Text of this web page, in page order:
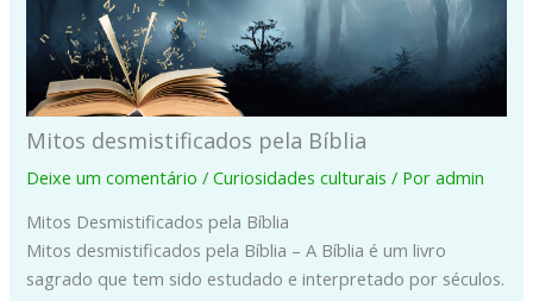
Mitos desmistificados pela Bíblia
Deixe um comentário /Curiosidades culturais / Poradmin
Mitos Desmistificados pela Bíblia
Mitos desmistificados pela Bíblia – A Bíblia é um livro
sagrado que tem sido estudado e interpretado por séculos.